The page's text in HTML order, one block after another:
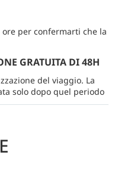
per confermarti che la
GRATUITA DI 48H
del viaggio. La
solo dopo quel periodo